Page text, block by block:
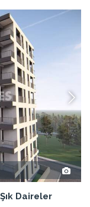
Daireler